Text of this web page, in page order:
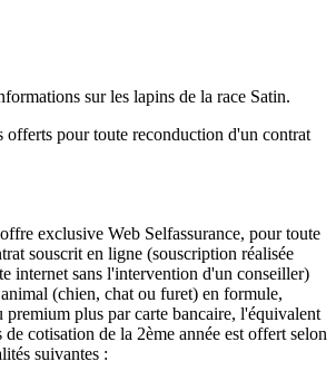
sur les lapins de la race Satin.
offerts pour toute reconduction d'un contrat
exclusive Web Selfassurance, pour toute
souscrit en ligne (souscription réalisée
internet sans l'intervention d'un conseiller)
animal (chien, chat ou furet) en formule,
premium plus par carte bancaire, l'équivalent
cotisation de la 2ème année est offert selon
suivantes :